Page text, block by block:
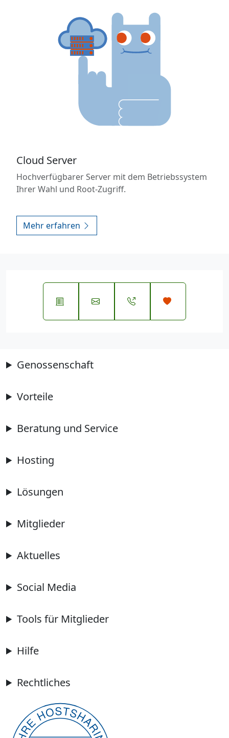
Cloud Server
Hochverfügbarer Server mit dem Betriebssystem
Ihrer Wahl und Root-Zugriff.
Mehr erfahren
Genossenschaft
Vorteile
Beratung und Service
Hosting
Lösungen
Mitglieder
Aktuelles
Social Media
Tools für Mitglieder
Hilfe
Rechtliches